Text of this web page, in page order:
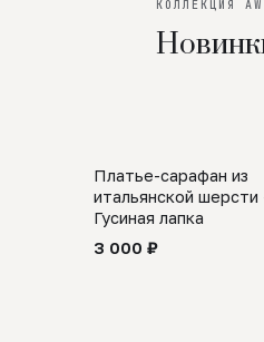
КОЛЛЕКЦИЯ
SALE
Платье-сарафан из
итальянской шерсти
Гусиная лапка
3 000 ₽